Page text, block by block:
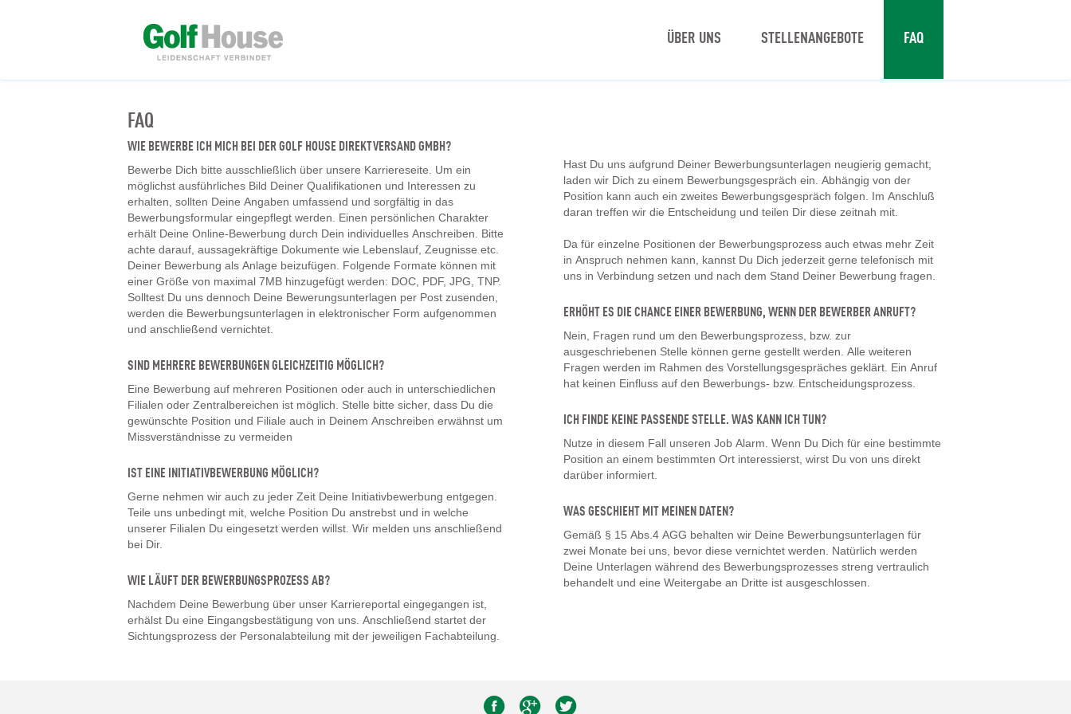
ÜBER UNS STELLENANGEBOTE FAQ
FAQ
WIE BEWERBE ICH MICH BEI DER GOLF HOUSE DIREKTVERSAND GMBH?
Bewerbe Dich bitte ausschließlich über unsere Karriereseite. Um ein
möglichst ausführliches Bild Deiner Qualifikationen und Interessen zu
erhalten, sollten Deine Angaben umfassend und sorgfältig in das
Bewerbungsformular eingepflegt werden. Einen persönlichen Charakter
erhält Deine Online-Bewerbung durch Dein individuelles Anschreiben. Bitte
achte darauf, aussagekräftige Dokumente wie Lebenslauf, Zeugnisse etc.
Deiner Bewerbung als Anlage beizufügen. Folgende Formate können mit
einer Größe von maximal 7MB hinzugefügt werden: DOC, PDF, JPG, TNP.
Solltest Du uns dennoch Deine Bewerungsunterlagen per Post zusenden,
werden die Bewerbungsunterlagen in elektronischer Form aufgenommen
und anschließend vernichtet.
SIND MEHRERE BEWERBUNGEN GLEICHZEITIG MÖGLICH?
Eine Bewerbung auf mehreren Positionen oder auch in unterschiedlichen
Filialen oder Zentralbereichen ist möglich. Stelle bitte sicher, dass Du die
gewünschte Position und Filiale auch in Deinem Anschreiben erwähnst um
Missverständnisse zu vermeiden
IST EINE INITIATIVBEWERBUNG MÖGLICH?
Gerne nehmen wir auch zu jeder Zeit Deine Initiativbewerbung entgegen.
Teile uns unbedingt mit, welche Position Du anstrebst und in welche
unserer Filialen Du eingesetzt werden willst. Wir melden uns anschließend
bei Dir.
WIE LÄUFT DER BEWERBUNGSPROZESS AB?
Nachdem Deine Bewerbung über unser Karriereportal eingegangen ist,
erhälst Du eine Eingangsbestätigung von uns. Anschließend startet der
Sichtungsprozess der Personalabteilung mit der jeweiligen Fachabteilung.
Hast Du uns aufgrund Deiner Bewerbungsunterlagen neugierig gemacht,
laden wir Dich zu einem Bewerbungsgespräch ein. Abhängig von der
Position kann auch ein zweites Bewerbungsgespräch folgen. Im Anschluß
daran treffen wir die Entscheidung und teilen Dir diese zeitnah mit.
Da für einzelne Positionen der Bewerbungsprozess auch etwas mehr Zeit
in Anspruch nehmen kann, kannst Du Dich jederzeit gerne telefonisch mit
uns in Verbindung setzen und nach dem Stand Deiner Bewerbung fragen.
ERHÖHT ES DIE CHANCE EINER BEWERBUNG, WENN DER BEWERBER ANRUFT?
Nein, Fragen rund um den Bewerbungsprozess, bzw. zur
ausgeschriebenen Stelle können gerne gestellt werden. Alle weiteren
Fragen werden im Rahmen des Vorstellungsgespräches geklärt. Ein Anruf
hat keinen Einfluss auf den Bewerbungs- bzw. Entscheidungsprozess.
ICH FINDE KEINE PASSENDE STELLE. WAS KANN ICH TUN?
Nutze in diesem Fall unseren Job Alarm. Wenn Du Dich für eine bestimmte
Position an einem bestimmten Ort interessierst, wirst Du von uns direkt
darüber informiert.
WAS GESCHIEHT MIT MEINEN DATEN?
Gemäß § 15 Abs.4 AGG behalten wir Deine Bewerbungsunterlagen für
zwei Monate bei uns, bevor diese vernichtet werden. Natürlich werden
Deine Unterlagen während des Bewerbungsprozesses streng vertraulich
behandelt und eine Weitergabe an Dritte ist ausgeschlossen.